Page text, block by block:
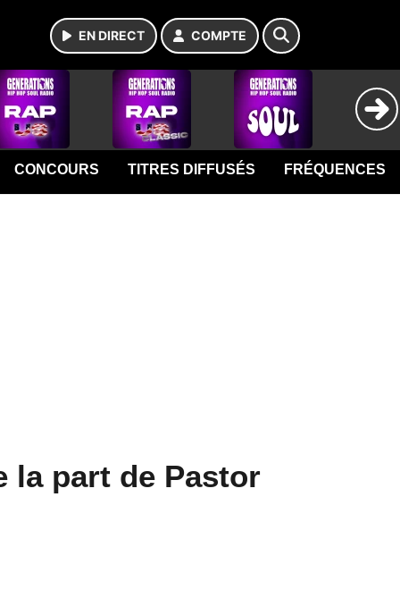
EN DIRECT COMPTE
CONCOURS TITRES DIFFUSÉS FRÉQUENCES
la part de Pastor